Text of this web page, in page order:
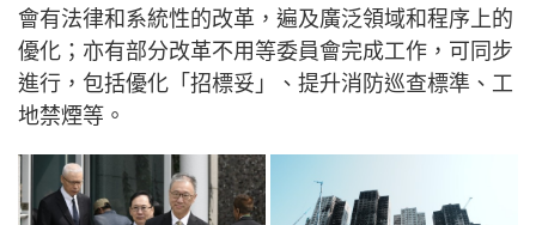
會有法律和系統性的改革，遍及廣泛領域和程序上的
優化；亦有部分改革不用等委員會完成工作，可同步
進行，包括優化「招標妥」、提升消防巡查標準、工
地禁煙等。